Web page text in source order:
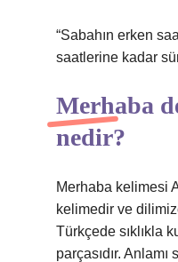
“Sabahın erken
saatlerine kadar
Merhaba
nedir?
Merhaba kelimesi
kelimedir ve
Türkçede sıklıkla
parçasıdır.